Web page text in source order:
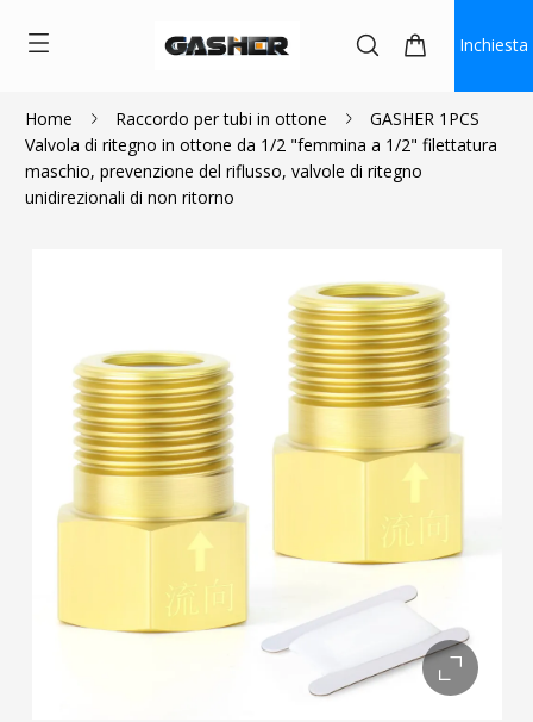
Inchiesta
Home Raccordo per tubi in ottone
GASHER 1PCS
Valvola di ritegno in ottone da 1/2 "femmina a 1/2" filettatura
maschio, prevenzione del riflusso, valvole di ritegno
unidirezionali di non ritorno
$4.50